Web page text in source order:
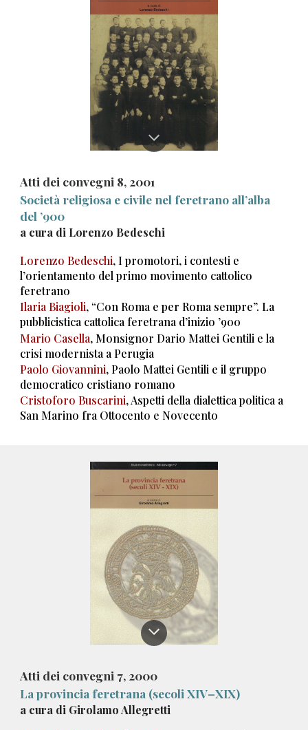
Atti dei convegni 8, 2001
Società religiosa e civile nel feretrano all’alba
del ’900
a cura di Lorenzo Bedeschi
Lorenzo Bedeschi, I promotori, i contesti e
l’orientamento del primo movimento cattolico
feretrano
Ilaria Biagioli, “Con Roma e per Roma sempre”. La
pubblicistica cattolica feretrana d’inizio ’900
Mario Casella, Monsignor Dario Mattei Gentili e la
crisi modernista a Perugia
Paolo Giovannini, Paolo Mattei Gentili e il gruppo
democratico cristiano romano
Cristoforo Buscarini, Aspetti della dialettica politica a
San Marino fra Ottocento e Novecento
Atti dei convegni 7, 2000
La provincia feretrana (secoli XIV–XIX)
a cura di Girolamo Allegretti